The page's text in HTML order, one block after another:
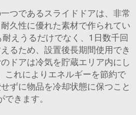
つであるスライドドアは、非常
久性に優れた素材で作られてい
えうるだけでなく、1日数千回
るため、設置後長期間使用でき
ドアは冷気を貯蔵エリア内にし
これによりエネルギーを節約で
ずに物品を冷却状態に保つこと
できます。